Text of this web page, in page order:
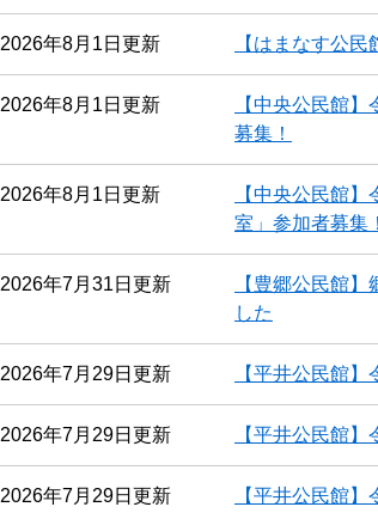
2026年8月1日更新 【はまなす公
2026年8月1日更新
【中央公民館
募集！
2026年8月1日更新
【中央公民館
室」参加者募集！
2026年7月31日更新
【豊郷公民館
した
2026年7月29日更新 【平井公民館
2026年7月29日更新 【平井公民館
2026年7月29日更新
【平井公民館